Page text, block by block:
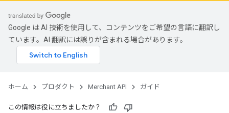
Google は AI 技術を使用して、コンテンツをご希望の言語に翻訳し
ています。AI 翻訳には誤りが含まれる場合があります。
ホーム プロダクト Merchant API ガイド
この情報は役に立ちましたか？